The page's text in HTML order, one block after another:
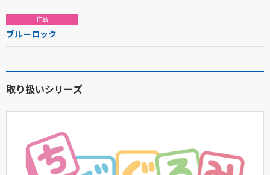
作品
ブルーロック
取り扱いシリーズ